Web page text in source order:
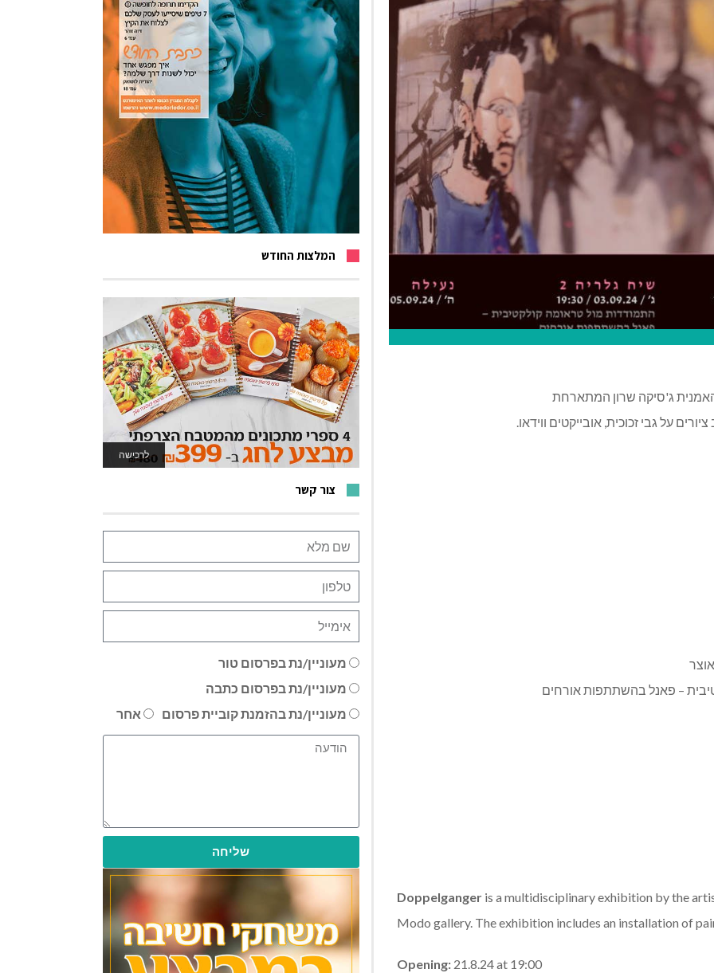
ג'סיקה שרון המתארחת
על גבי זכוכית, אובייקטים ווידאו.
– פאנל בהשתתפות אורחים
Doppelgangeris a multidisciplinary exhibition by the
Modo gallery. The exhibition includes an installation of
Opening:21.8.24 at 19:00
המלצות החודש
לרכישה
לאתר המשחקים
צור קשר
מעוניין/נת בפרסום טור
מעוניין/נת בפרסום כתבה
מעוניין/נת בהזמנת קוביית פרסום
אחר
שליחה